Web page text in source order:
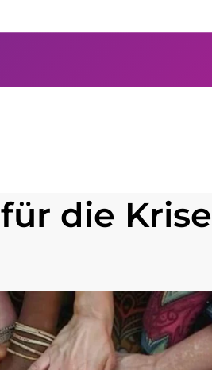
die Krise